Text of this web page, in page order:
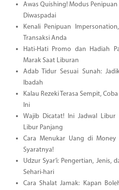
Awas Quishing! Modus
Diwaspadai
Kenali Penipuan
Transaksi Anda
Hati-Hati Promo dan Hadiah
Marak Saat Liburan
Adab Tidur Sesuai Sunah:
Ibadah
Kalau Rezeki Terasa Sempit,
Ini
Wajib Dicatat! Ini Jadwal Libur
Libur Panjang
Cara Menukar Uang di
Syaratnya!
Udzur Syar’i: Pengertian, Jenis,
Sehari-hari
Cara Shalat Jamak: Kapan